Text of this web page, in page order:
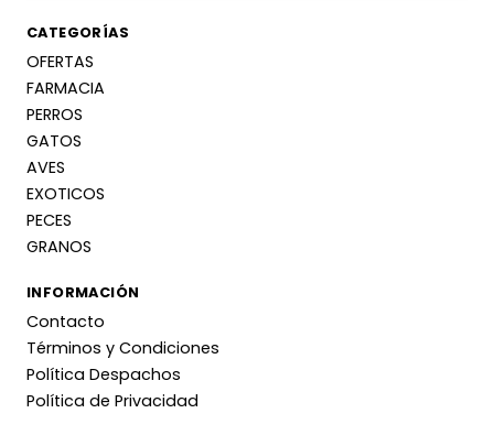
CATEGORÍAS
OFERTAS
FARMACIA
PERROS
GATOS
AVES
EXOTICOS
PECES
GRANOS
INFORMACIÓN
Contacto
Términos y Condiciones
Política Despachos
Política de Privacidad